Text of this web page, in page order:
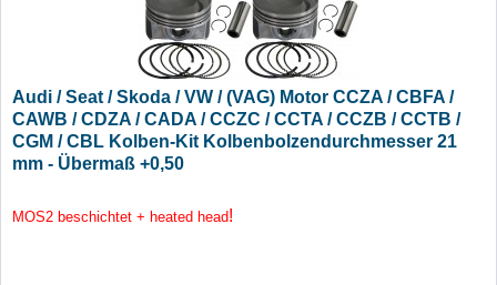
Audi / Seat / Skoda / VW / (VAG) Motor CCZA / CBFA /
CAWB / CDZA / CADA / CCZC / CCTA / CCZB / CCTB /
CGM / CBL Kolben-Kit Kolbenbolzendurchmesser 21
mm - Übermaß +0,50
MOS2 beschichtet + heated head!